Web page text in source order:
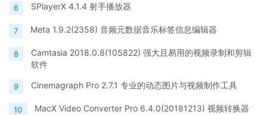
6 SPlayerX 4.1.4 射手播放器
7 Meta 1.9.2(2358) 音频元数据音乐标签信息编辑器
8
Camtasia 2018.0.8(105822) 强大且易用的视频录制和剪辑
软件
9 Cinemagraph Pro 2.7.1 专业的动态图片与视频制作工具
10 MacX Video Converter Pro 6.4.0(20181213) 视频转换器